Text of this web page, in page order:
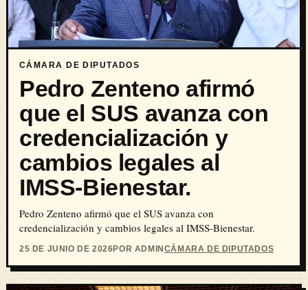
CÁMARA DE DIPUTADOS
Pedro Zenteno afirmó
que el SUS avanza con
credencialización y
cambios legales al
IMSS-Bienestar.
Pedro Zenteno afirmó que el SUS avanza con
credencialización y cambios legales al IMSS-Bienestar.
25 DE JUNIO DE 2026POR ADMINCÁMARA DE DIPUTADOS